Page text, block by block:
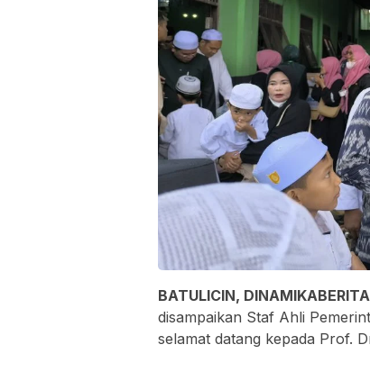
BATULICIN,
disampaikan Staf Ahli
selamat datang kepada Prof.